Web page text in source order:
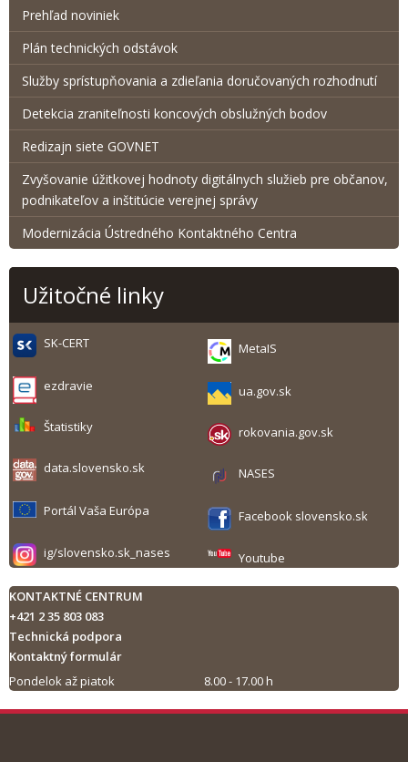
Prehľad noviniek
Plán technických odstávok
Služby sprístupňovania a zdieľania doručovaných rozhodnutí
Detekcia zraniteľnosti koncových obslužných bodov
Redizajn siete GOVNET
Zvyšovanie úžitkovej hodnoty digitálnych služieb pre občanov,
podnikateľov a inštitúcie verejnej správy
Modernizácia Ústredného Kontaktného Centra
Užitočné linky
SK-CERT MetaIS
ezdravie ua.gov.sk
Štatistiky rokovania.gov.sk
data.slovensko.sk NASES
Portál Vaša Európa Facebook slovensko.sk
ig/slovensko.sk_nases Youtube
KONTAKTNÉ CENTRUM
+421 2 35 803 083
Technická podpora
Kontaktný formulár
Pondelok až piatok
8.00 - 17.00 h
Tlač obsahu